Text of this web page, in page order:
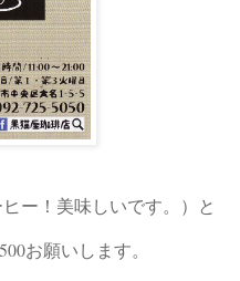
ー！美味しいです。）と
お願いします。